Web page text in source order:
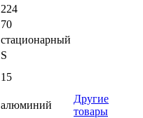
224
70
стационарный
S
15
алюминий
Другие
товары